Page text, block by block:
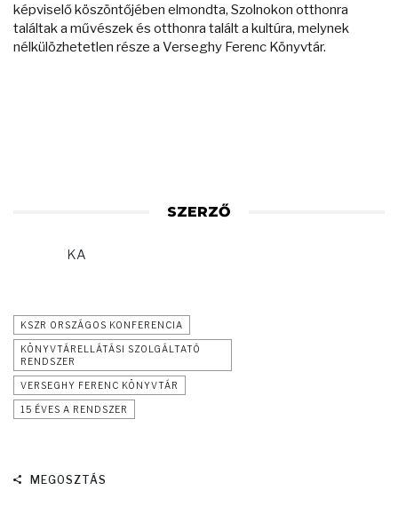
képviselő köszöntőjében elmondta, Szolnokon otthonra
találtak a művészek és otthonra talált a kultúra, melynek
nélkülözhetetlen része a Verseghy Ferenc Könyvtár.
SZERZŐ
KA
KSZR ORSZÁGOS KONFERENCIA
KÖNYVTÁRELLÁTÁSI SZOLGÁLTATÓ
RENDSZER
VERSEGHY FERENC KÖNYVTÁR
15 ÉVES A RENDSZER
MEGOSZTÁS